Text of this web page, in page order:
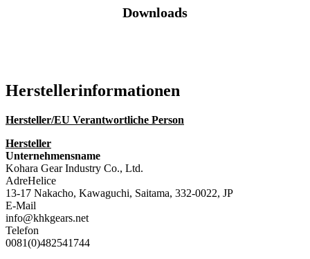
Downloads
Hersteller­informationen
Hersteller/EU Verantwortliche Person
Hersteller
Unternehmensname
Kohara Gear Industry Co., Ltd.
AdreHelice
13-17 Nakacho, Kawaguchi, Saitama, 332-0022, JP
E-Mail
info@khkgears.net
Telefon
0081(0)482541744